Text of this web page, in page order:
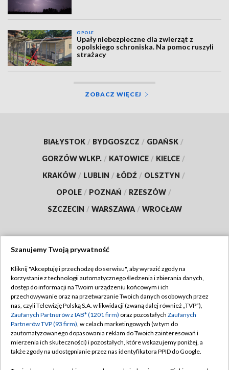
OPOLE
Upały niebezpieczne dla zwierząt z
opolskiego schroniska. Na pomoc ruszyli
strażacy
ZOBACZ WIĘCEJ
BIAŁYSTOK / BYDGOSZCZ / GDAŃSK /
GORZÓW WLKP. / KATOWICE / KIELCE /
KRAKÓW / LUBLIN / ŁÓDŹ / OLSZTYN /
OPOLE / POZNAŃ / RZESZÓW /
SZCZECIN / WARSZAWA / WROCŁAW
TVP
Abonament TVP
Emisja w TVP
Centrum informacji TVP
Naziemna Telewizja Cyfrowa
Regulamin TVP
Polityka prywatności
Moje zgody
Pomoc
Szanujemy Twoją prywatność
Kliknij "Akceptuję i przechodzę do serwisu", aby wyrazić zgody na
korzystanie z technologii automatycznego śledzenia i zbierania danych,
dostęp do informacji na Twoim urządzeniu końcowym i ich
przechowywanie oraz na przetwarzanie Twoich danych osobowych przez
nas, czyli Telewizję Polską S.A. w likwidacji (zwaną dalej również „TVP”),
Zaufanych Partnerów z IAB* (1201 firm) oraz pozostałych Zaufanych
Partnerów TVP (93 firm), w celach marketingowych (w tym do
zautomatyzowanego dopasowania reklam do Twoich zainteresowań i
mierzenia ich skuteczności) i pozostałych, które wskazujemy poniżej, a
także zgody na udostępnianie przez nas identyfikatora PPID do Google.